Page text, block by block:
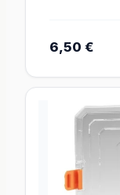
6,50 €